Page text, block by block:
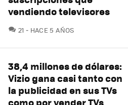
vendiendo televisores
21 COMENTARIOS
HACE 5 AÑOS
38,4 millones de dólares:
Vizio gana casi tanto con
la publicidad en sus TVs
como por vender TVs